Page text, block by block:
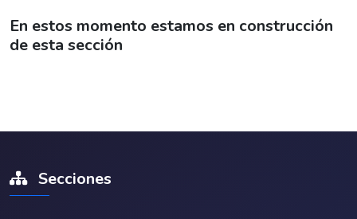
En estos momento estamos en construcción
de esta sección
Secciones